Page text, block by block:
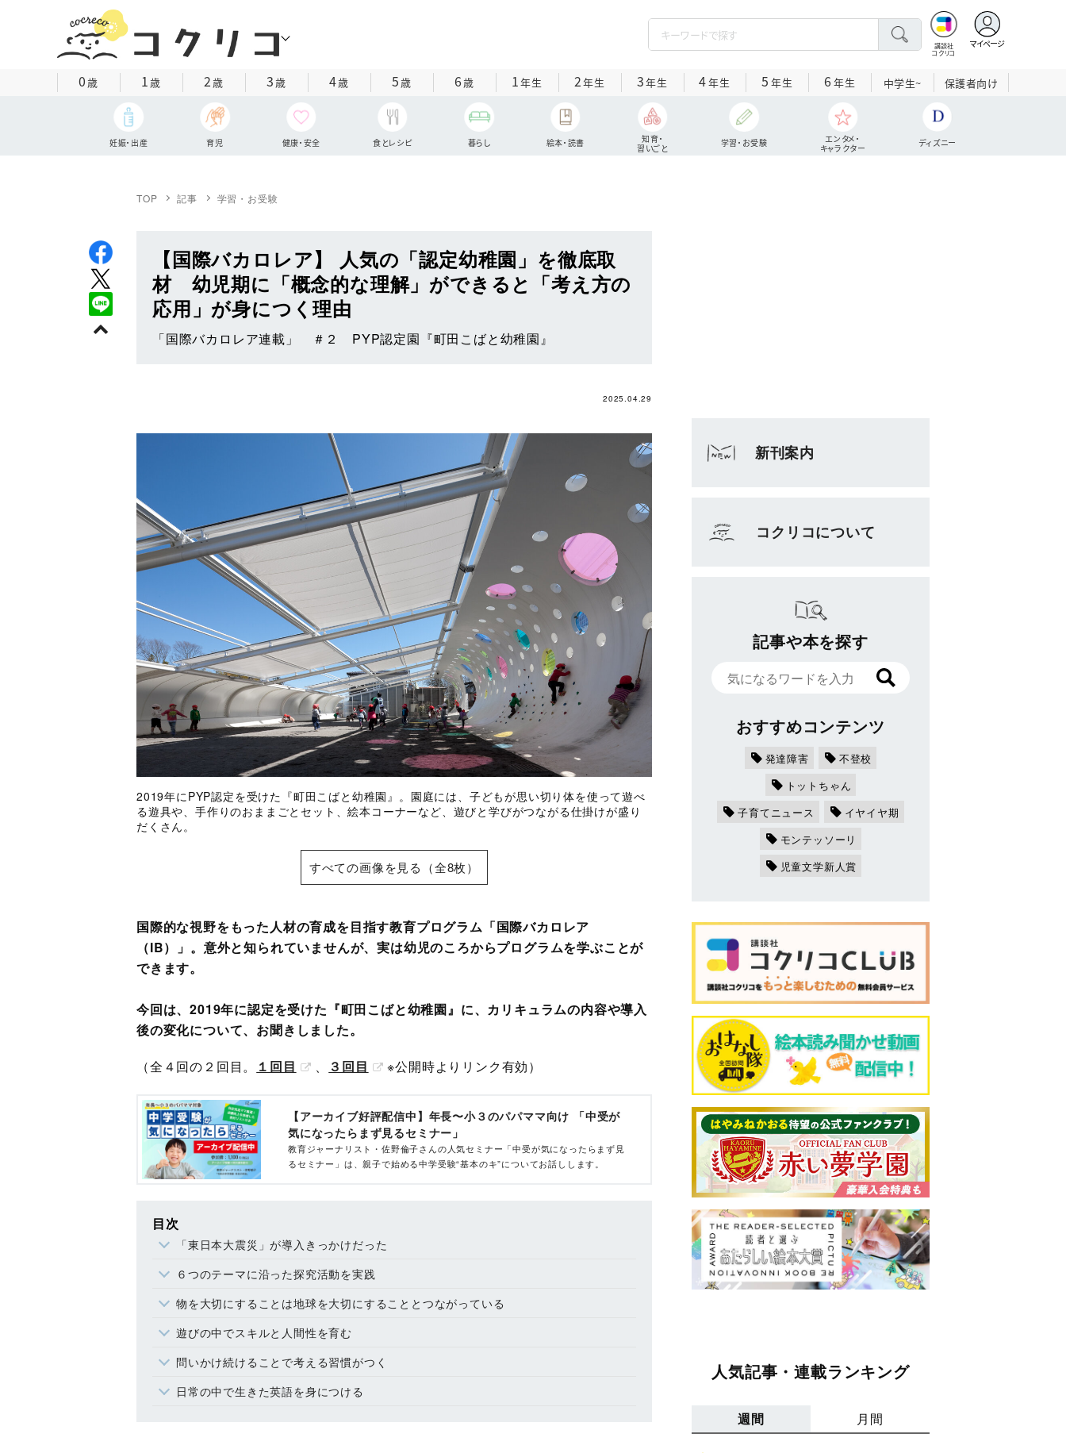
講談社
コクリコ
マイページ
0歳 1歳 2歳 3歳 4歳 5歳 6歳 1年生 2年生 3年生 4年生 5 年生 6 年生 中学生~ 保護者向け
妊娠・出産 育児 健康・安全 食とレシピ 暮らし 絵本・読書
知育・
習いごと
学習・お受験
エンタメ・
キャラクター
ディズニー
TOP 記事 学習・お受験
【国際バカロレア】 人気の「認定幼稚園」を徹底取
材 幼児期に「概念的な理解」ができると「考え方の
応用」が身につく理由
「国際バカロレア連載」 ＃２ PYP認定園『町田こばと幼稚園』
2025.04.29
2019年にPYP認定を受けた『町田こばと幼稚園』。園庭には、子どもが思い切り体を使って遊べ
る遊具や、手作りのおままごとセット、絵本コーナーなど、遊びと学びがつながる仕掛けが盛り
だくさん。
すべての画像を見る（全8枚）
国際的な視野をもった人材の育成を目指す教育プログラム「国際バカロレア
（IB）」。意外と知られていませんが、実は幼児のころからプログラムを学ぶことが
できます。
今回は、2019年に認定を受けた『町田こばと幼稚園』に、カリキュラムの内容や導入
後の変化について、お聞きしました。
（全４回の２回目。
１回目 、 ３回目 ※公開時よりリンク有効）
【アーカイブ好評配信中】年長〜小３のパパママ向け 「中受が
気になったらまず見るセミナー」
教育ジャーナリスト・佐野倫子さんの人気セミナー「中受が気になったらまず見
るセミナー」は、親子で始める中学受験“基本のキ”についてお話しします。
目次
「東日本大震災」が導入きっかけだった
６つのテーマに沿った探究活動を実践
物を大切にすることは地球を大切にすることとつながっている
遊びの中でスキルと人間性を育む
問いかけ続けることで考える習慣がつく
日常の中で生きた英語を身につける
新刊案内
コクリコについて
記事や本を探す
おすすめコンテンツ
発達障害
不登校
トットちゃん
子育てニュース
イヤイヤ期
モンテッソーリ
児童文学新人賞
人気記事・連載ランキング
週間 月間